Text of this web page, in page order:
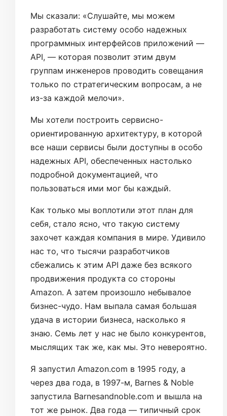
Мы сказали: «Слушайте, мы можем
разработать систему особо надежных
программных интерфейсов приложений —
API, — которая позволит этим двум
группам инженеров проводить совещания
только по стратегическим вопросам, а не
из-за каждой мелочи».
Мы хотели построить сервисно-
ориентированную архитектуру, в которой
все наши сервисы были доступны в особо
надежных API, обеспеченных настолько
подробной документацией, что
пользоваться ими мог бы каждый.
Как только мы воплотили этот план для
себя, стало ясно, что такую систему
захочет каждая компания в мире. Удивило
нас то, что тысячи разработчиков
сбежались к этим API даже без всякого
продвижения продукта со стороны
Amazon. А затем произошло небывалое
бизнес-чудо. Нам выпала самая большая
удача в истории бизнеса, насколько я
знаю. Семь лет у нас не было конкурентов,
мыслящих так же, как мы. Это невероятно.
Я запустил Amazon.com в 1995 году, а
через два года, в 1997-м, Barnes & Noble
запустила Barnesandnoble.com и вышла на
тот же рынок. Два года — типичный срок